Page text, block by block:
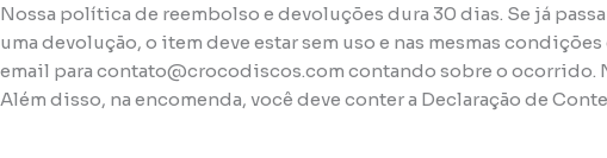
Nossa política de reembolso e devoluções dura 30 dias. Se já
uma devolução, o item deve estar sem uso e nas mesmas
email para contato@crocodiscos.com contando sobre o ocorrido.
Além disso, na encomenda, você deve conter a Declaração de